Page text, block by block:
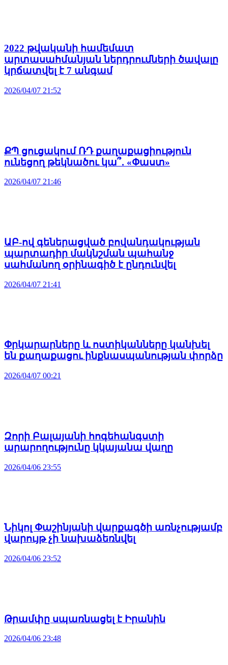
2022 թվականի համեմատ
արտասահմանյան ներդրումների ծավալը
կրճատվել է 7 անգամ
2026/04/07 21:52
ՔՊ ցուցակում ՌԴ քաղաքացիություն
ունեցող թեկնածու կա՞․ «Փաստ»
2026/04/07 21:46
ԱԲ-ով գեներացված բովանդակության
պարտադիր մակնշման պահանջ
սահմանող օրինագիծ է ընդունվել
2026/04/07 21:41
Փրկարարները և ոստիկանները կանխել
են քաղաքացու ինքնասպանության փորձը
2026/04/07 00:21
Զորի Բալայանի հոգեհանգստի
արարողությունը կկայանա վաղը
2026/04/06 23:55
Նիկոլ Փաշինյանի վարքագծի առնչությամբ
վարույթ չի նախաձեռնվել
2026/04/06 23:52
Թրամփը սպառնացել է Իրանին
2026/04/06 23:48